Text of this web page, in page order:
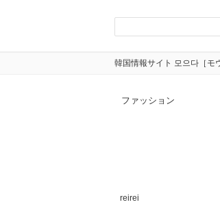
韓国情報サイト 모으다［モ
ファッション
reirei